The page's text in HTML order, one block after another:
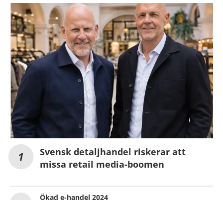
Svensk detaljhandel riskerar att
missa retail media-boomen
Ökad e-handel 2024